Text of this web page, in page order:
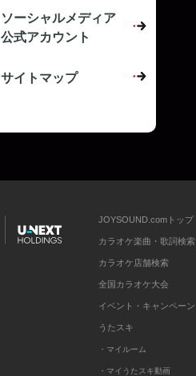
ソーシャルメディア
公式アカウント
サイトマップ
JOYSOUND.comトップ
カラオケ楽曲・歌詞検索
カラオケ店舗検索
全国カラオケ大会
イベント・キャンペーン
うたスキ
・マイルーム
・マイうたスキ動画